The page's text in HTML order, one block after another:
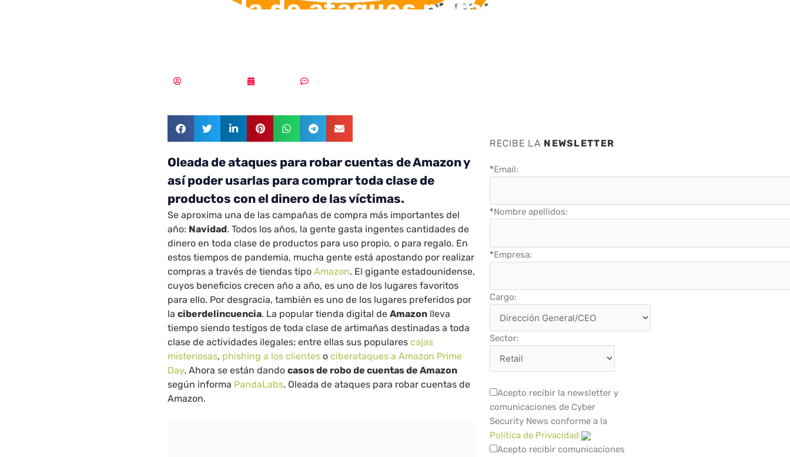
Oleada de ataques para robar
Oleada de ataques para robar cuentas de Amazon y
así poder usarlas para comprar toda clase de
productos con el dinero de las víctimas.
Se aproxima una de las campañas de compra más importantes del
año: Navidad. Todos los años, la gente gasta ingentes cantidades de
dinero en toda clase de productos para uso propio, o para regalo. En
estos tiempos de pandemia, mucha gente está apostando por realizar
compras a través de tiendas tipoAmazon. El gigante estadounidense,
cuyos beneficios crecen año a año, es uno de los lugares favoritos
para ello. Por desgracia, también es uno de los lugares preferidos por
laciberdelincuencia. La popular tienda digital deAmazon lleva
tiempo siendo testigos de toda clase de artimañas destinadas a toda
clase de actividades ilegales; entre ellas sus popularescajas
misteriosas, phishing a los clientes ociberataques a Amazon Prime
Day. Ahora se están dandocasos de robo de cuentas de Amazon
según informa PandaLabs. Oleada de ataques para robar cuentas de
Amazon.
RECIBE LA NEWSLETTER
*Email:
*Nombre apellidos:
*Empresa:
Cargo:
Sector:
Acepto recibir la newsletter y
comunicaciones de Cyber
Security News conforme a la
Política de Privacidad
Acepto recibir comunicaciones